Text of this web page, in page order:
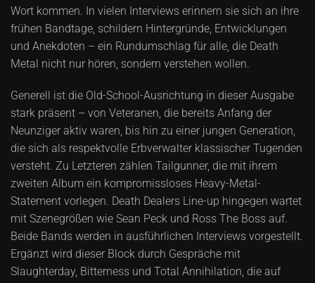
Wort kommen. In vielen Interviews erinnern sie sich an ihre
frühen Bandtage, schildern Hintergründe, Entwicklungen
und Anekdoten – ein Rundumschlag für alle, die Death
Metal nicht nur hören, sondern verstehen wollen.
Generell ist die Old-School-Ausrichtung in dieser Ausgabe
stark präsent – von Veteranen, die bereits Anfang der
Neunziger aktiv waren, bis hin zu einer jungen Generation,
die sich als respektvolle Erbverwalter klassischer Tugenden
versteht. Zu Letzteren zählen Tailgunner, die mit ihrem
zweiten Album ein kompromissloses Heavy-Metal-
Statement vorlegen. Death Dealers Line-up hingegen wartet
mit Szenegrößen wie Sean Peck und Ross The Boss auf.
Beide Bands werden in ausführlichen Interviews vorgestellt.
Ergänzt wird dieser Block durch Gespräche mit
Slaughterday, Bitterness und Total Annihilation, die auf